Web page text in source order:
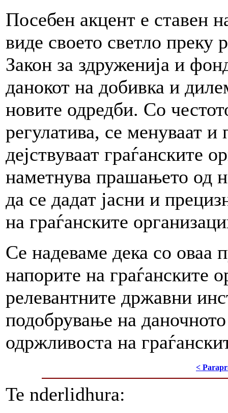
Посебен акцент е ставен
виде своето светло преку
Закон за здруженија и
данокот на добивка и
новите одредби. Со
регулатива, се менуваат и
дејствуваат граѓанските
наметнува прашањето од
да се дадат јасни и
на граѓанските
Се надеваме дека со оваа
напорите на граѓанските
релевантните државни
подобрување на
одржливоста на
<
Te nderlidhura: